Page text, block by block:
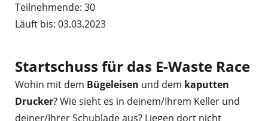
Teilnehmende: 30
Läuft bis: 03.03.2023
Startschuss für das E-Waste Race
Wohin mit dem Bügeleisen und dem kaputten
Drucker? Wie sieht es in deinem/Ihrem Keller und
deiner/Ihrer Schublade aus? Liegen dort nicht